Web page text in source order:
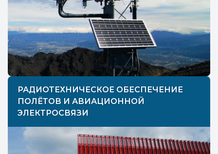
РАДИОТЕХНИЧЕСКОЕ ОБЕСПЕЧЕНИЕ
ПОЛЁТОВ И АВИАЦИОННОЙ
ЭЛЕКТРОСВЯЗИ